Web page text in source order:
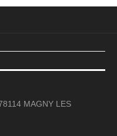
MAGNY LES